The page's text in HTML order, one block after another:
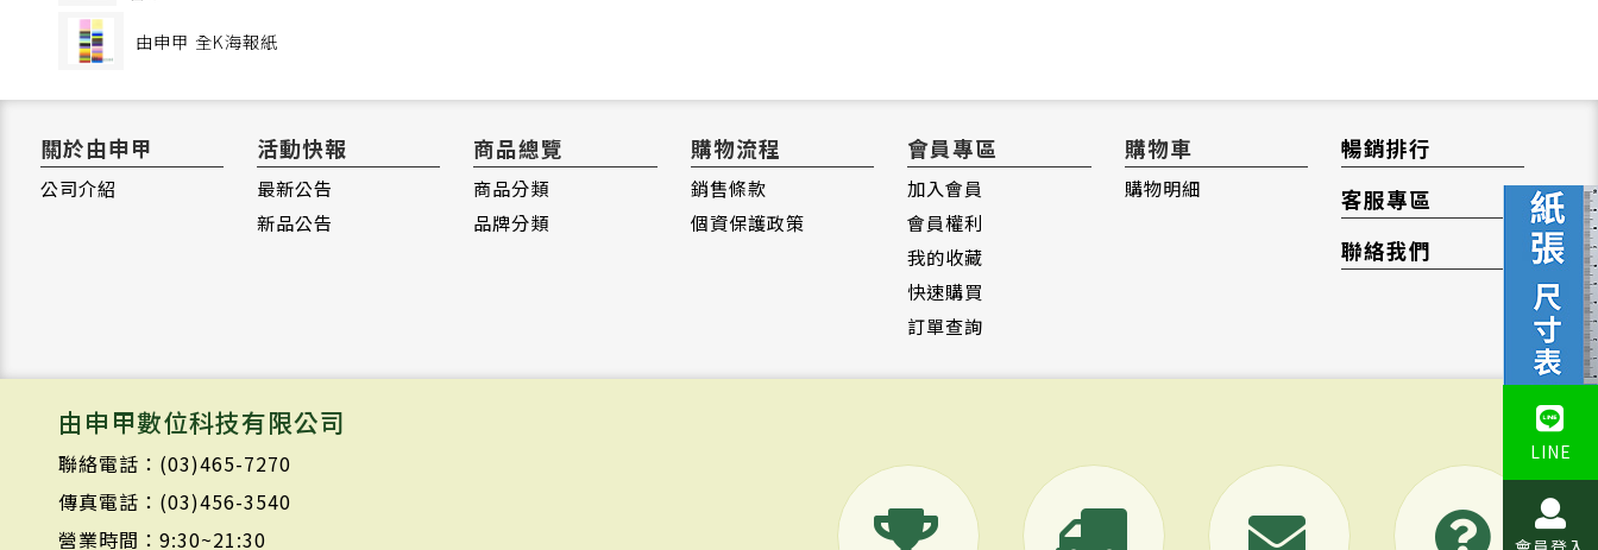
由申甲 全K海報紙
關於由申甲
公司介紹
活動快報
最新公告
新品公告
商品總覽
商品分類
品牌分類
購物流程
銷售條款
個資保護政策
會員專區
加入會員
會員權利
我的收藏
快速購買
訂單查詢
購物車
購物明細
暢銷排行
客服專區
聯絡我們
由申甲數位科技有限公司
聯絡電話：(03)465-7270
傳真電話：(03)456-3540
營業時間：9:30~21:30
LINE